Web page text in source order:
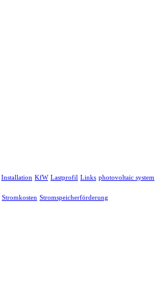
Installation KfW Lastprofil Links photovoltaic system
Stromkosten Stromspeicherförderung